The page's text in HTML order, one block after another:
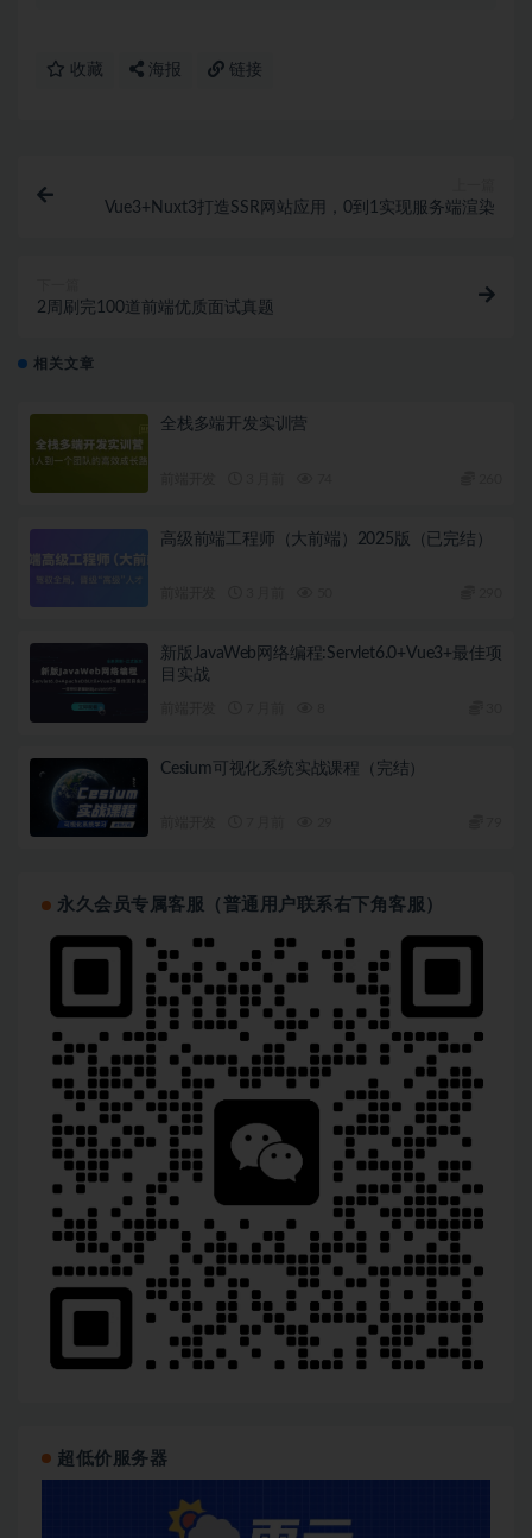
收藏 海报 链接
Vue3+Nuxt3打造SSR网站应用，0到1实现服务端渲染
2周刷完100道前端优质面试真题
相关文章
全栈多端开发实训营
高级前端工程师（大前端）2025版（已完结）
新版JavaWeb网络编程:Servlet6.0+Vue3+最佳项
目实战
Cesium可视化系统实战课程（完结）
永久会员专属客服（普通用户联系右下角客服）
超低价服务器